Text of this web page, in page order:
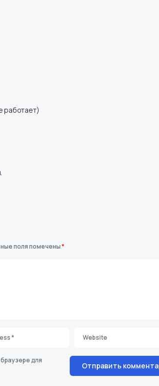
работает)
поля помечены*
для